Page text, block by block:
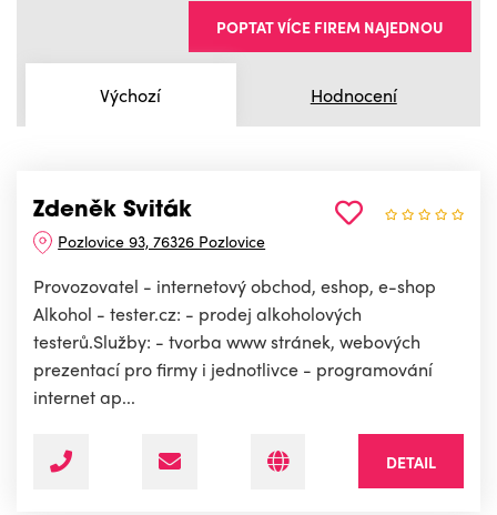
Výchozí Hodnocení
POPTAT VÍCE FIREM NAJEDNOU
Zdeněk Sviták
Pozlovice 93, 76326 Pozlovice
Provozovatel - internetový obchod, eshop, e-shop
Alkohol - tester.cz: - prodej alkoholových
testerů.Služby: - tvorba www stránek, webových
prezentací pro firmy i jednotlivce - programování
internet ap...
DETAIL